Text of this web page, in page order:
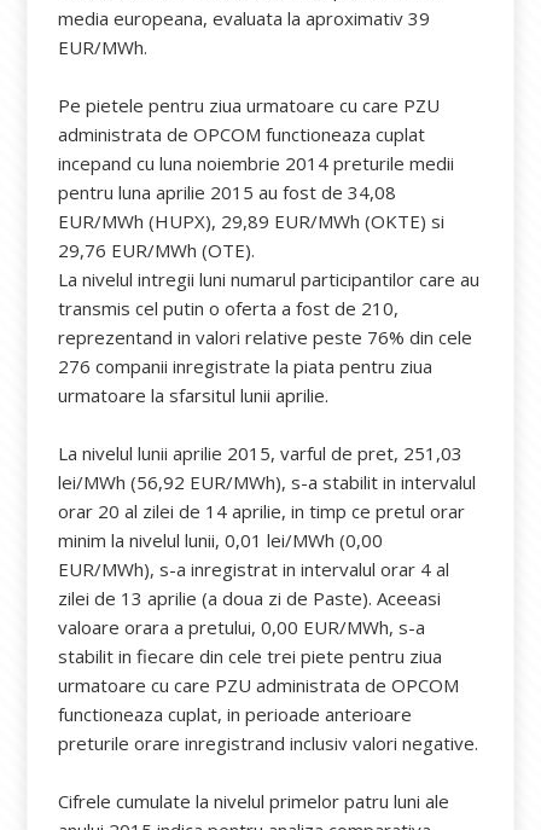
media europeana, evaluata la aproximativ 39
EUR/MWh.
Pe pietele pentru ziua urmatoare cu care PZU
administrata de OPCOM functioneaza cuplat
incepand cu luna noiembrie 2014 preturile medii
pentru luna aprilie 2015 au fost de 34,08
EUR/MWh (HUPX), 29,89 EUR/MWh (OKTE) si
29,76 EUR/MWh (OTE).
La nivelul intregii luni numarul participantilor care au
transmis cel putin o oferta a fost de 210,
reprezentand in valori relative peste 76% din cele
276 companii inregistrate la piata pentru ziua
urmatoare la sfarsitul lunii aprilie.
La nivelul lunii aprilie 2015, varful de pret, 251,03
lei/MWh (56,92 EUR/MWh), s-a stabilit in intervalul
orar 20 al zilei de 14 aprilie, in timp ce pretul orar
minim la nivelul lunii, 0,01 lei/MWh (0,00
EUR/MWh), s-a inregistrat in intervalul orar 4 al
zilei de 13 aprilie (a doua zi de Paste). Aceeasi
valoare orara a pretului, 0,00 EUR/MWh, s-a
stabilit in fiecare din cele trei piete pentru ziua
urmatoare cu care PZU administrata de OPCOM
functioneaza cuplat, in perioade anterioare
preturile orare inregistrand inclusiv valori negative.
Cifrele cumulate la nivelul primelor patru luni ale